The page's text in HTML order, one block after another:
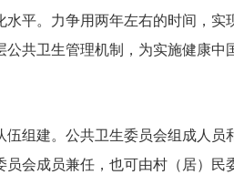
水平。力争用两年左右的时间，
公共卫生管理机制，为实施健康
伍组建。公共卫生委员会组成人
员会成员兼任，也可由村（居）